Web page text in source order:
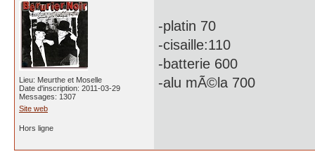
Lieu: Meurthe et Moselle
Date d'inscription: 2011-03-29
Messages: 1307
Site web
-platin 70
-cisaille:110
-batterie 600
-alu mÃ©la 700
Hors ligne